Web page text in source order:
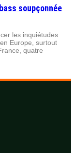
soupçonnée
les inquiétudes
Europe, surtout
quatre